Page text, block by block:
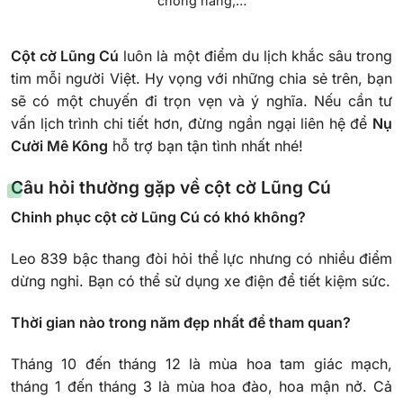
Cột cờ Lũng Cú luôn là một điểm du lịch khắc sâu trong
tim mỗi người Việt. Hy vọng với những chia sẻ trên, bạn
sẽ có một chuyến đi trọn vẹn và ý nghĩa. Nếu cần tư
vấn lịch trình chi tiết hơn, đừng ngần ngại liên hệ để Nụ
Cười Mê Kông hỗ trợ bạn tận tình nhất nhé!
Câu hỏi thường gặp về cột cờ Lũng Cú
Chinh phục cột cờ Lũng Cú có khó không?
Leo 839 bậc thang đòi hỏi thể lực nhưng có nhiều điểm
dừng nghỉ. Bạn có thể sử dụng xe điện để tiết kiệm sức.
Thời gian nào trong năm đẹp nhất để tham quan?
Tháng 10 đến tháng 12 là mùa hoa tam giác mạch,
tháng 1 đến tháng 3 là mùa hoa đào, hoa mận nở. Cả